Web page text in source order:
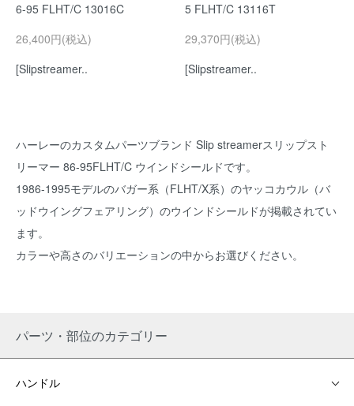
6-95 FLHT/C 13016C
26,400円(税込)
[Slipstreamer..
5 FLHT/C 13116T
29,370円(税込)
[Slipstreamer..
ハーレーのカスタムパーツブランド Slip streamerスリップスト
リーマー 86-95FLHT/C ウインドシールドです。
1986-1995モデルのバガー系（FLHT/X系）のヤッコカウル（バ
ッドウイングフェアリング）のウインドシールドが掲載されてい
ます。
カラーや高さのバリエーションの中からお選びください。
パーツ・部位のカテゴリー
ハンドル